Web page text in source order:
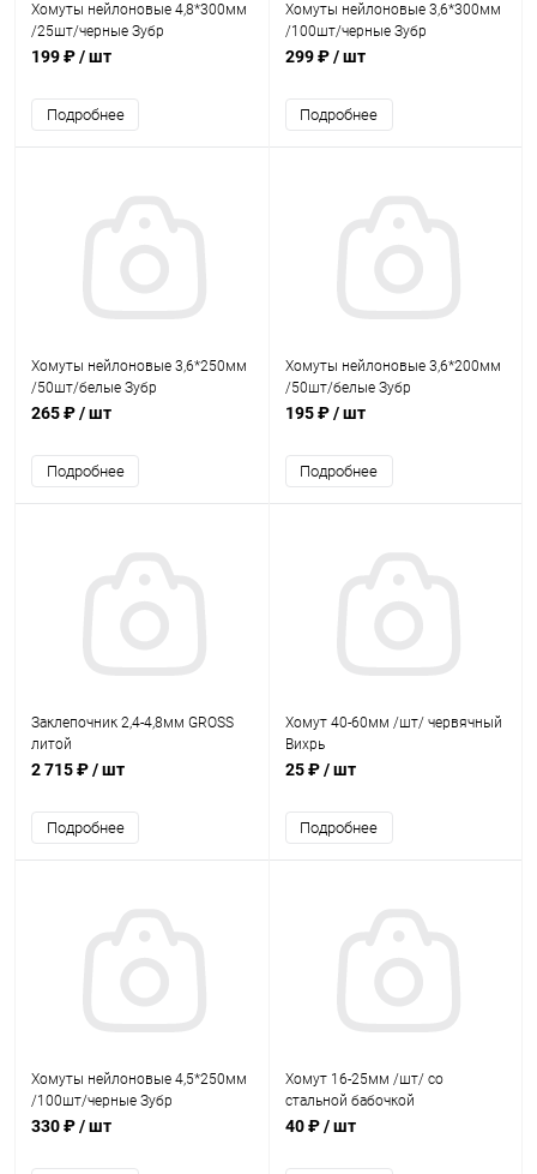
Хомуты нейлоновые 4,8*300мм
/25шт/черные Зубр
199 ₽/ шт
Подробнее
Хомуты нейлоновые 3,6*300мм
/100шт/черные Зубр
299 ₽/ шт
Подробнее
Хомуты нейлоновые 3,6*250мм
/50шт/белые Зубр
265 ₽/ шт
Подробнее
Хомуты нейлоновые 3,6*200мм
/50шт/белые Зубр
195 ₽/ шт
Подробнее
Заклепочник 2,4-4,8мм GROSS
литой
2 715 ₽/ шт
Подробнее
Хомут 40-60мм /шт/ червячный
Вихрь
25 ₽/ шт
Подробнее
Хомуты нейлоновые 4,5*250мм
/100шт/черные Зубр
330 ₽/ шт
Хомут 16-25мм /шт/ со
стальной бабочкой
40 ₽/ шт